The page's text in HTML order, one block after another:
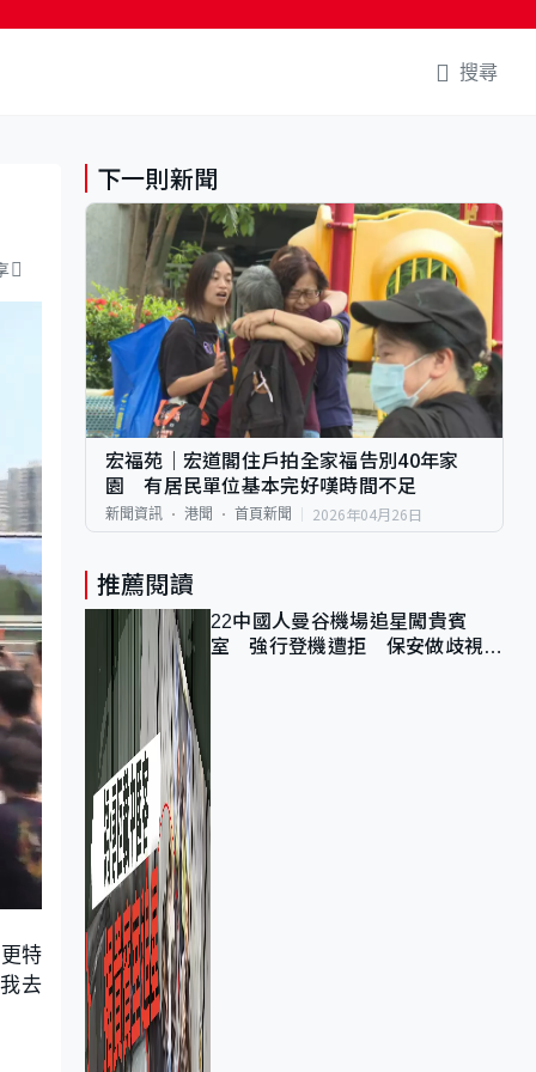
搜尋
特
去
下一則新聞
宏福苑｜宏道閣住戶拍全家福告別40年家
園 有居民單位基本完好嘆時間不足
新聞資訊 港聞 首頁新聞 2026年04月26日
推薦閱讀
22中國人曼谷機場追星闖貴賓
室 強行登機遭拒 保安做歧視手